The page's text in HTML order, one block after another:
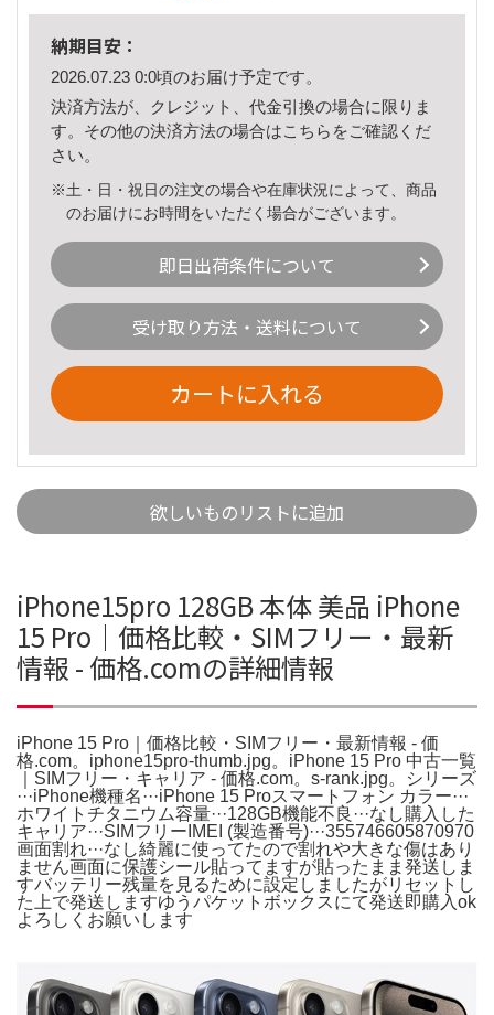
納期目安：
2026.07.23 0:0頃のお届け予定です。
決済方法が、クレジット、代金引換の場合に限りま
す。その他の決済方法の場合はこちら をご確認くだ
さい。
※土・日・祝日の注文の場合や在庫状況によって、商品
のお届けにお時間をいただく場合がございます。
即日出荷条件について
受け取り方法・送料について
カートに入れる
欲しいものリストに追加
iPhone15pro 128GB 本体 美品 iPhone
15 Pro｜価格比較・SIMフリー・最新
情報 - 価格.comの詳細情報
iPhone 15 Pro｜価格比較・SIMフリー・最新情報 - 価
格.com。iphone15pro-thumb.jpg。iPhone 15 Pro 中古一覧
｜SIMフリー・キャリア - 価格.com。s-rank.jpg。シリーズ
···iPhone機種名···iPhone 15 Proスマートフォン カラー···
ホワイトチタニウム容量···128GB機能不良···なし購入した
キャリア···SIMフリーIMEI (製造番号)···355746605870970
画面割れ···なし綺麗に使ってたので割れや大きな傷はあり
ません画面に保護シール貼ってますが貼ったまま発送しま
すバッテリー残量を見るために設定しましたがリセットし
た上で発送しますゆうパケットボックスにて発送即購入ok
よろしくお願いします